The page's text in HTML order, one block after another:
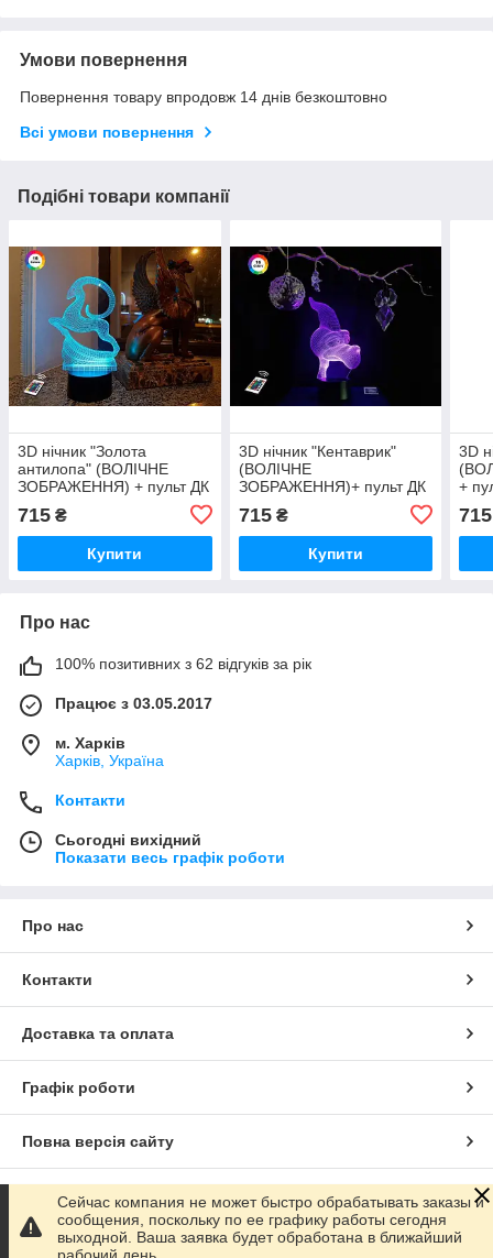
Умови повернення
Повернення товару впродовж 14 днів безкоштовно
Всі умови повернення
Подібні товари компанії
3D нічник "Золота
антилопа" (ВОЛІЧНЕ
ЗОБРАЖЕННЯ) + пульт ДК
+батарейки (3ААА)
3DTOYSLAMP
715 ₴
Купити
3D нічник "Кентаврик"
(ВОЛІЧНЕ
ЗОБРАЖЕННЯ)+ пульт ДК
адаптер +батарейки
(3ААА) 3DTOYSLAMP
715₴
Купити
3D
+
715
Про нас
100% позитивних з 62 відгуків за рік
Працює з 03.05.2017
м. Харків
Харків, Україна
Контакти
Сьогодні вихідний
Показати весь графік роботи
Про нас
Контакти
Доставка та оплата
Графік роботи
Повна версія сайту
Сайт створено на маркетплейсі Prom.ua
Політика конфіденційності
Сейчас компания не может быстро обрабатывать заказы и
сообщения, поскольку по ее графику работы сегодня
выходной. Ваша заявка будет обработана в ближайший